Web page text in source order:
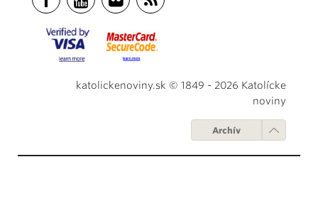
katolickenoviny.sk © 1849 - 2026 Katolícke
noviny
Archív